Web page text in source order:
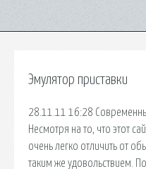
Эмулятор приставки
28.11.11 16:28
Несмотря на то, что этот
очень легко отличить от
таким же удовольствием.